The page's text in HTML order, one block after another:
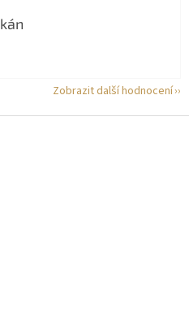
je 5 z 5 hvězdiček.
Zobrazit další hodnocení